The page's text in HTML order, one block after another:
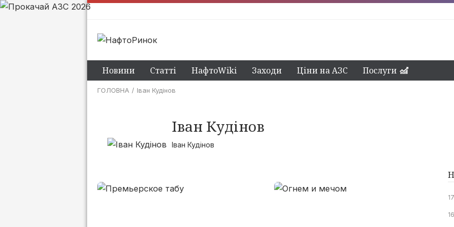
Новини Статті НафтоWiki Заходи Ціни на АЗС Послуги
ГОЛОВНА Іван Кудінов
Іван Кудінов
Іван Кудінов